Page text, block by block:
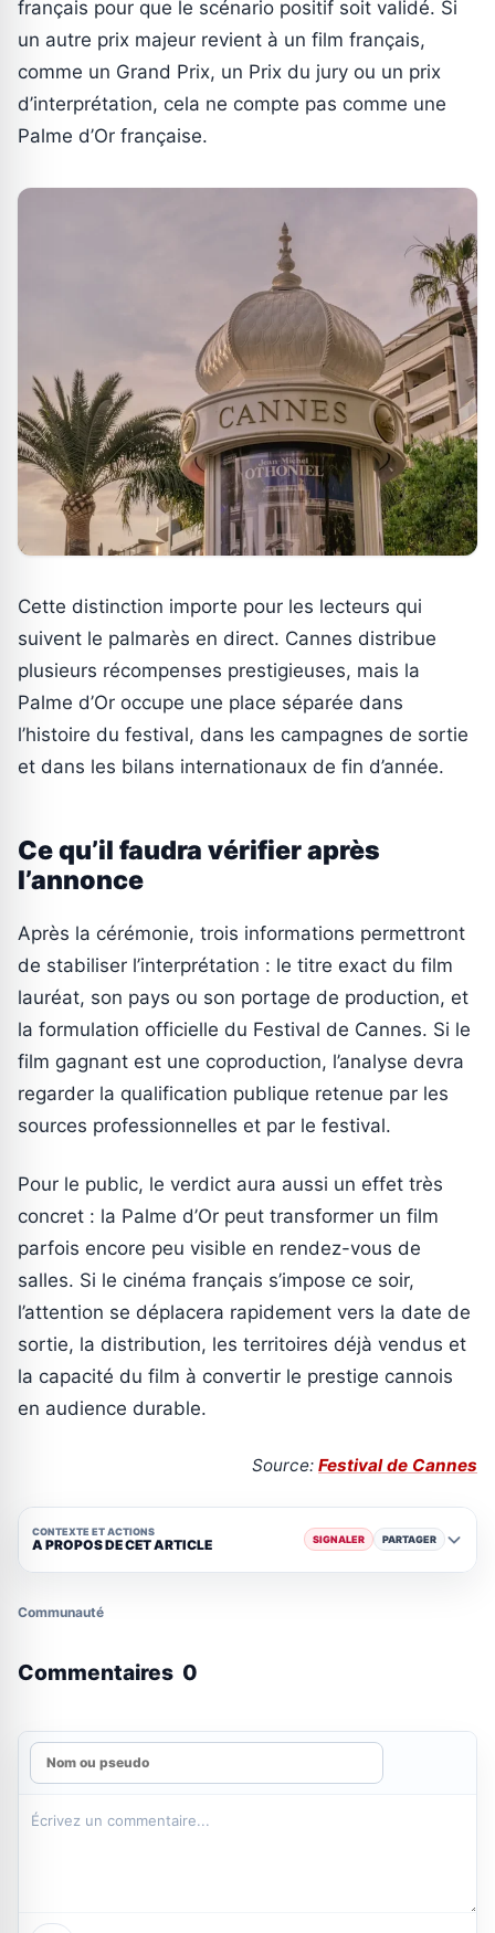
français pour que le scénario positif soit validé. Si
un autre prix majeur revient à un film français,
comme un Grand Prix, un Prix du jury ou un prix
d’interprétation, cela ne compte pas comme une
Palme d’Or française.
Cette distinction importe pour les lecteurs qui
suivent le palmarès en direct. Cannes distribue
plusieurs récompenses prestigieuses, mais la
Palme d’Or occupe une place séparée dans
l’histoire du festival, dans les campagnes de sortie
et dans les bilans internationaux de fin d’année.
Ce qu’il faudra vérifier après
l’annonce
Après la cérémonie, trois informations permettront
de stabiliser l’interprétation : le titre exact du film
lauréat, son pays ou son portage de production, et
la formulation officielle du Festival de Cannes. Si le
film gagnant est une coproduction, l’analyse devra
regarder la qualification publique retenue par les
sources professionnelles et par le festival.
Pour le public, le verdict aura aussi un effet très
concret : la Palme d’Or peut transformer un film
parfois encore peu visible en rendez-vous de
salles. Si le cinéma français s’impose ce soir,
l’attention se déplacera rapidement vers la date de
sortie, la distribution, les territoires déjà vendus et
la capacité du film à convertir le prestige cannois
en audience durable.
Source: Festival de Cannes
CONTEXTE ET ACTIONS
A PROPOS DE CET ARTICLE SIGNALER PARTAGER
Communauté
Commentaires 0